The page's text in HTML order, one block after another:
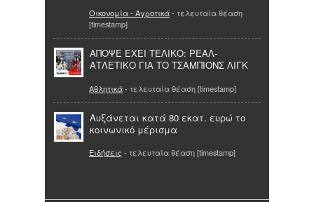
Οικονομία - Αγροτικά- τελευταία θέαση
[timestamp]
ΑΠΟΨΕ ΕΧΕΙ ΤΕΛΙΚΟ: ΡΕΑΛ-
ΑΤΛΕΤΙΚΟ ΓΙΑ ΤΟ ΤΣΑΜΠΙΟΝΣ ΛΙΓΚ
Αθλητικά- τελευταία θέαση [timestamp]
Αυξάνεται κατά 80 εκατ. ευρώ το
κοινωνικό μέρισμα
Ειδήσεις - τελευταία θέαση [timestamp]